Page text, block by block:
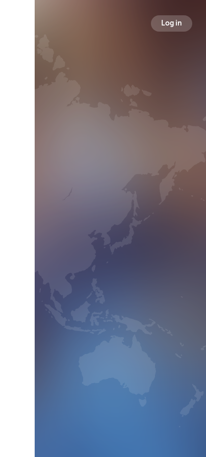
Log in